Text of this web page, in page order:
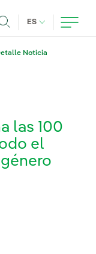
ES IDIOMA
Noticia
las 100
el